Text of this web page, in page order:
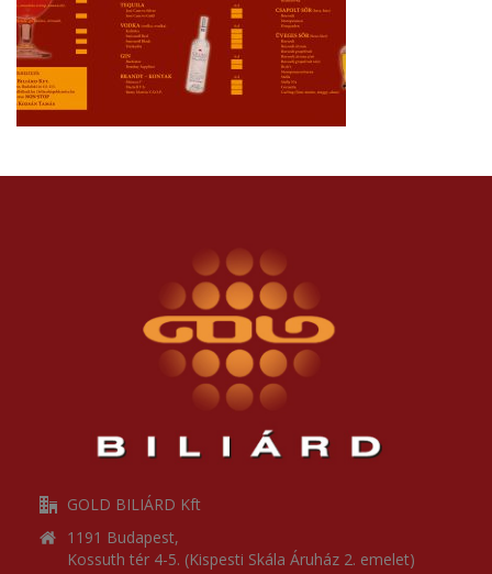
GOLD BILIÁRD Kft
1191 Budapest,
Kossuth tér 4-5. (Kispesti Skála Áruház 2. emelet)